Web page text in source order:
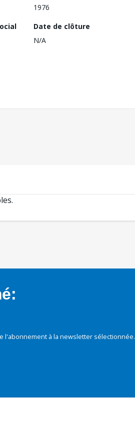
1976
Date de clôture
N/A
à la newsletter sélectionnée.